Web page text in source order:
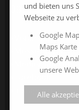
ÜBER UNS
Veranstalter
Messe-News
Medienspiegel
Instagram
und bieten uns
Webseite zu
Google
Maps Karte
Google
unsere
Alle